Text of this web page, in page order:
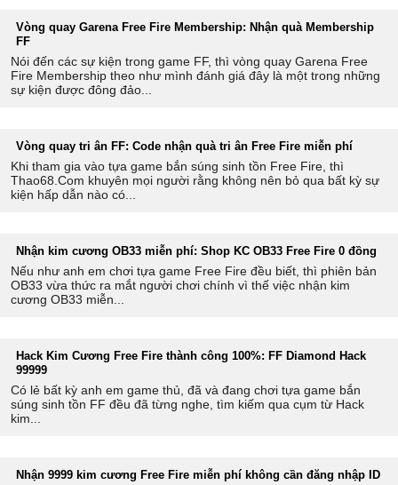
Vòng quay Garena Free Fire Membership: Nhận quà Membership
FF
Nói đến các sự kiện trong game FF, thì vòng quay Garena Free
Fire Membership theo như mình đánh giá đây là một trong những
sự kiện được đông đảo...
Vòng quay tri ân FF: Code nhận quà tri ân Free Fire miễn phí
Khi tham gia vào tựa game bắn súng sinh tồn Free Fire, thì
Thao68.Com khuyên mọi người rằng không nên bỏ qua bất kỳ sự
kiện hấp dẫn nào có...
Nhận kim cương OB33 miễn phí: Shop KC OB33 Free Fire 0 đồng
Nếu như anh em chơi tựa game Free Fire đều biết, thì phiên bản
OB33 vừa thức ra mắt người chơi chính vì thế việc nhận kim
cương OB33 miễn...
Hack Kim Cương Free Fire thành công 100%: FF Diamond Hack
99999
Có lẻ bất kỳ anh em game thủ, đã và đang chơi tựa game bắn
súng sinh tồn FF đều đã từng nghe, tìm kiếm qua cụm từ Hack
kim...
Nhận 9999 kim cương Free Fire miễn phí không cần đăng nhập ID